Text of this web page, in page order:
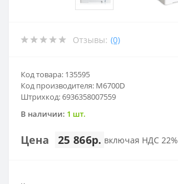
Отзывы: (0)
Код товара: 135595
Код производителя: M6700D
Штрихкод: 6936358007559
В наличии: 1 шт.
Цена 25 866р. включая НДС 22%